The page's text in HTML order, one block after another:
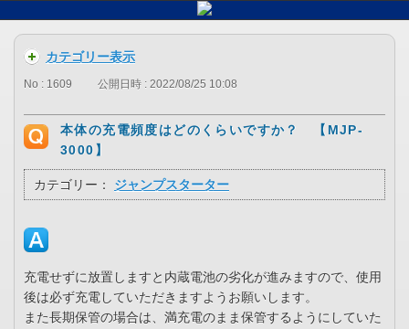
カテゴリー表示
No : 1609 公開日時 : 2022/08/25 10:08
本体の充電頻度はどのくらいですか？ 【MJP-
3000】
カテゴリー： ジャンプスターター
充電せずに放置しますと内蔵電池の劣化が進みますので、使用
後は必ず充電していただきますようお願いします。
また長期保管の場合は、満充電のまま保管するようにしていた